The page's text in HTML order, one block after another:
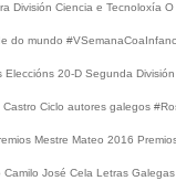
División Ciencia e Tecnoloxía O
do mundo
Eleccións 20-D Segunda División
Ciclo autores galegos
Mestre Mateo 2016
Camilo José Cela Letras